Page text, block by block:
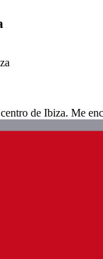
de Ibiza. Me